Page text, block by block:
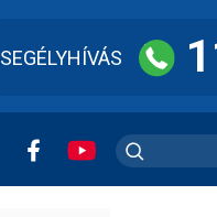
SEGÉLYHÍVÁS